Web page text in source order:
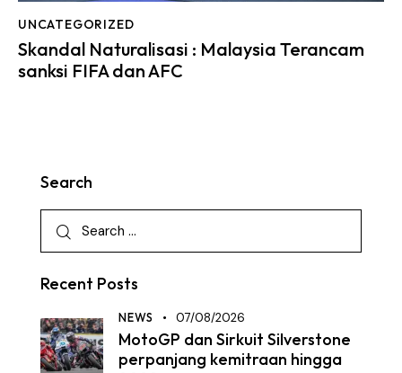
UNCATEGORIZED
Skandal Naturalisasi : Malaysia Terancam
sanksi FIFA dan AFC
Search
Recent Posts
NEWS 07/08/2026
MotoGP dan Sirkuit Silverstone
perpanjang kemitraan hingga